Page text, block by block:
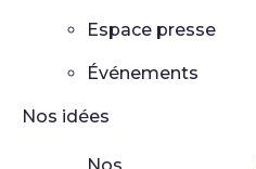
Espace presse
Événements
Nos idées